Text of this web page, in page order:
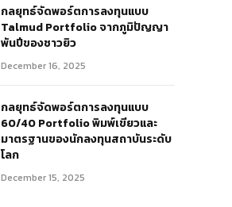
กลยุทธ์จัดพอร์ตการลงทุนแบบ
Talmud Portfolio จากภูมิปัญญา
พันปีของชาวยิว
December 16, 2025
กลยุทธ์จัดพอร์ตการลงทุนแบบ
60/40 Portfolio พิมพ์เขียวและ
มาตรฐานของนักลงทุนสถาบันระดับ
โลก
December 15, 2025